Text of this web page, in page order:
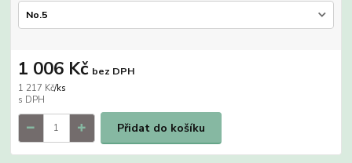
1 217 Kč/ks
1 006 Kč bez DPH
Přidat do košíku